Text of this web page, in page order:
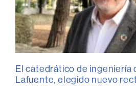
El catedrático de ingeniería
Lafuente, elegido nuevo